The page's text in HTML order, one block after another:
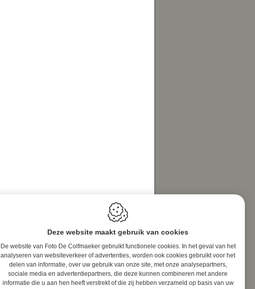
Deze website maakt gebruik van cookies
De website van Foto De Colfmaeker gebruikt functionele cookies. In het geval van het
analyseren van websiteverkeer of advertenties, worden ook cookies gebruikt voor het
delen van informatie, over uw gebruik van onze site, met onze analysepartners,
sociale media en advertentiepartners, die deze kunnen combineren met andere
informatie die u aan hen heeft verstrekt of die zij hebben verzameld op basis van uw